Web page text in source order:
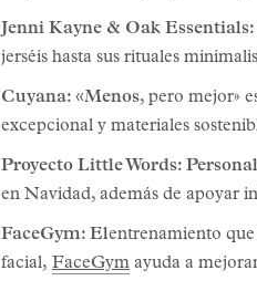
Jenni Kayne & Oak
jerséis hasta sus rituales
Cuyana: «Menos, pero mejor»
excepcional y materiales
Proyecto Little Words:
en Navidad, además de apoyar
FaceGym: Elentrenamiento
facial, FaceGym ayuda a